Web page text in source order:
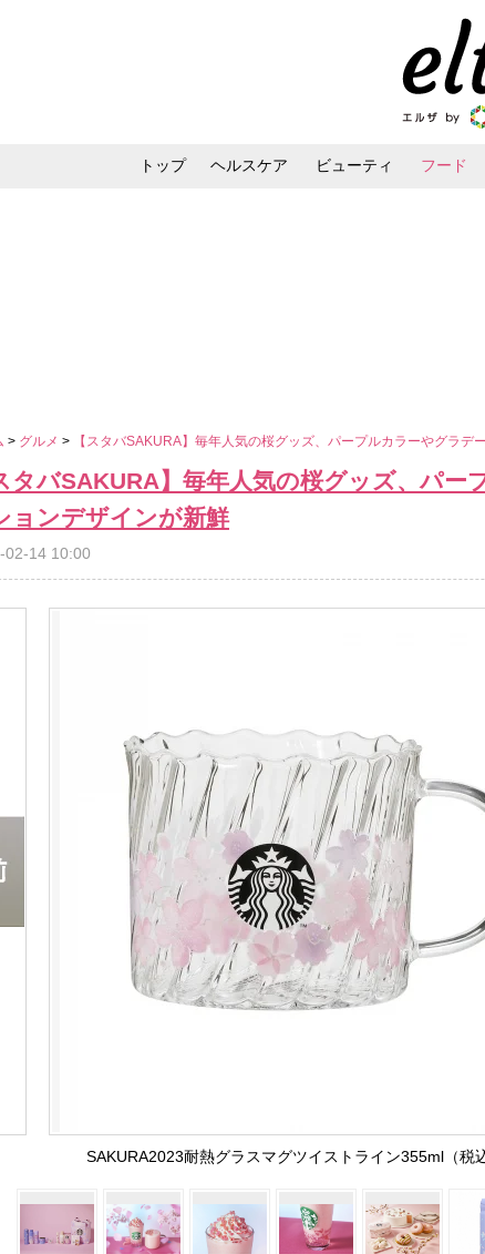
トップ ヘルスケア ビューティ フード
> グルメ > 【スタバSAKURA】毎年人気の桜グッズ、パープルカラーやグラデ
タバSAKURA】毎年人気の桜グッズ、パー
ョンデザインが新鮮
02-14 10:00
SAKURA2023耐熱グラスマグツイストライン355ml（税